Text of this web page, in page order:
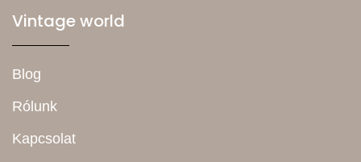
Vintage world
Blog
Rólunk
Kapcsolat